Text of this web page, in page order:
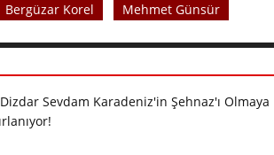
Bergüzar Korel Mehmet Günsür
Sevdam Karadeniz'in Şehnaz'ı Olmaya